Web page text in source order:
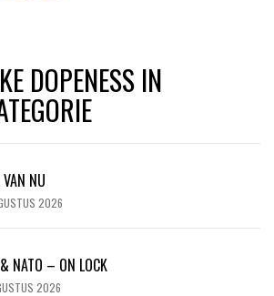
DOPENESS IN
NU
2026
NATO – ON LOCK
2026